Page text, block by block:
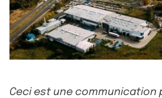
Ceci est une communication